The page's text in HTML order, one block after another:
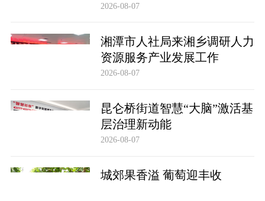
2026-08-07
湘潭市人社局来湘乡调研人力
资源服务产业发展工作
2026-08-07
昆仑桥街道智慧“大脑”激活基
层治理新动能
2026-08-07
城郊果香溢 葡萄迎丰收